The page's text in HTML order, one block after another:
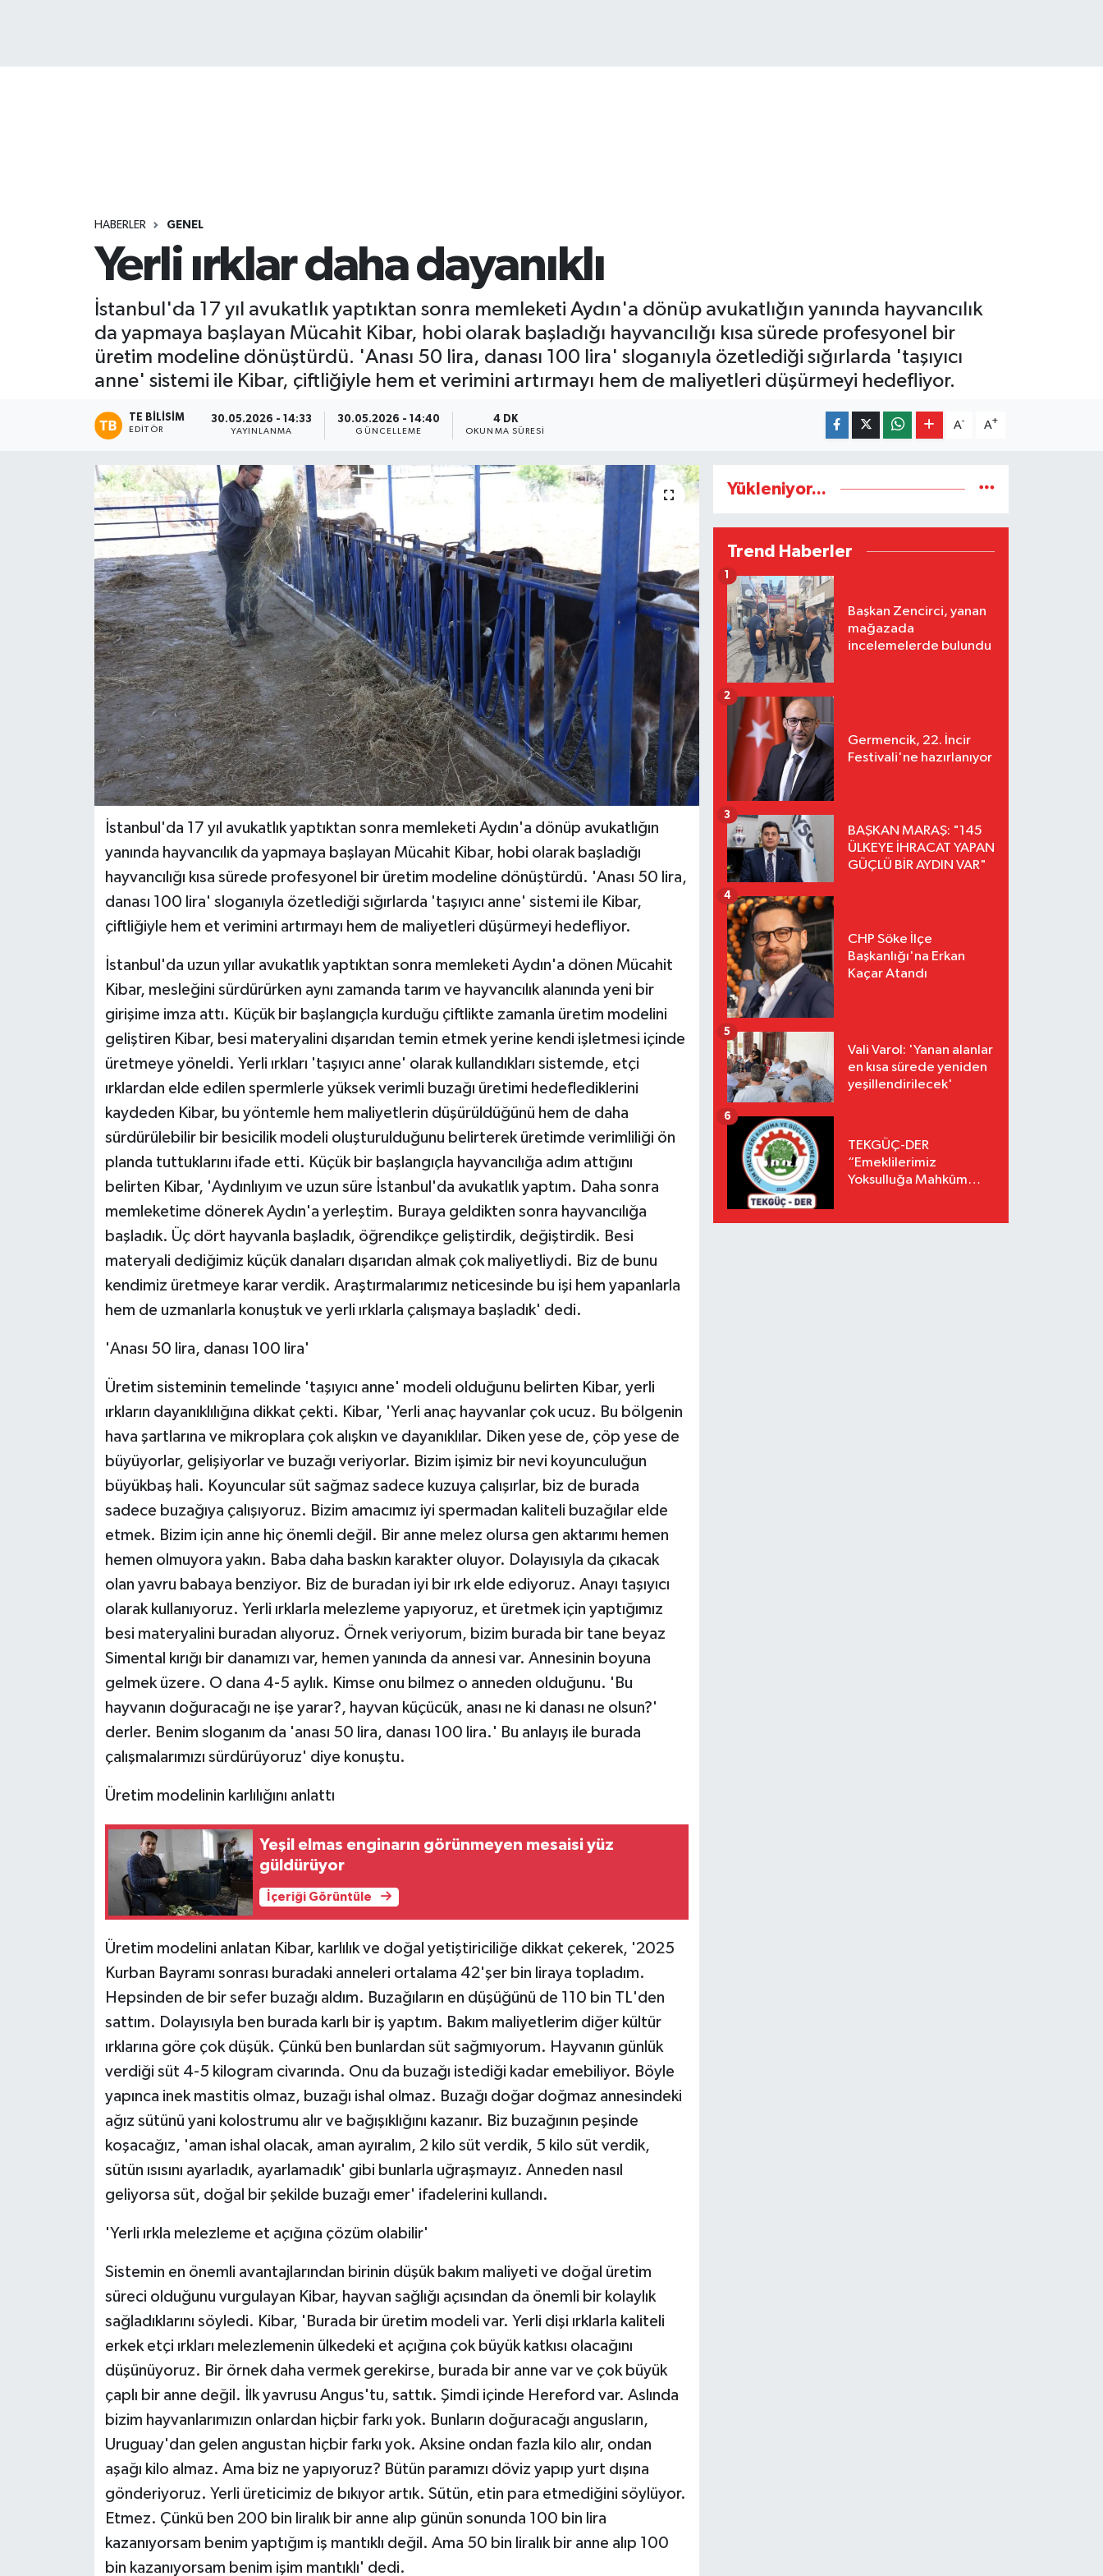
HABERLER GENEL
Yerli ırklar daha dayanıklı
İstanbul'da 17 yıl avukatlık yaptıktan sonra memleketi Aydın'a dönüp avukatlığın yanında hayvancılık
da yapmaya başlayan Mücahit Kibar, hobi olarak başladığı hayvancılığı kısa sürede profesyonel bir
üretim modeline dönüştürdü. 'Anası 50 lira, danası 100 lira' sloganıyla özetlediği sığırlarda 'taşıyıcı
anne' sistemi ile Kibar, çiftliğiyle hem et verimini artırmayı hem de maliyetleri düşürmeyi hedefliyor.
TE BILISIM
EDITÖR
30.05.2026 - 14:33
YAYINLANMA
30.05.2026 - 14:40
GÜNCELLEME
4 DK
OKUNMA SÜRESI
A- A+
İstanbul'da 17 yıl avukatlık yaptıktan sonra memleketi Aydın'a dönüp avukatlığın
yanında hayvancılık da yapmaya başlayan Mücahit Kibar, hobi olarak başladığı
hayvancılığı kısa sürede profesyonel bir üretim modeline dönüştürdü. 'Anası 50 lira,
danası 100 lira' sloganıyla özetlediği sığırlarda 'taşıyıcı anne' sistemi ile Kibar,
çiftliğiyle hem et verimini artırmayı hem de maliyetleri düşürmeyi hedefliyor.
İstanbul'da uzun yıllar avukatlık yaptıktan sonra memleketi Aydın'a dönen Mücahit
Kibar, mesleğini sürdürürken aynı zamanda tarım ve hayvancılık alanında yeni bir
girişime imza attı. Küçük bir başlangıçla kurduğu çiftlikte zamanla üretim modelini
geliştiren Kibar, besi materyalini dışarıdan temin etmek yerine kendi işletmesi içinde
üretmeye yöneldi. Yerli ırkları 'taşıyıcı anne' olarak kullandıkları sistemde, etçi
ırklardan elde edilen spermlerle yüksek verimli buzağı üretimi hedeflediklerini
kaydeden Kibar, bu yöntemle hem maliyetlerin düşürüldüğünü hem de daha
sürdürülebilir bir besicilik modeli oluşturulduğunu belirterek üretimde verimliliği ön
planda tuttuklarını ifade etti. Küçük bir başlangıçla hayvancılığa adım attığını
belirten Kibar, 'Aydınlıyım ve uzun süre İstanbul'da avukatlık yaptım. Daha sonra
memleketime dönerek Aydın'a yerleştim. Buraya geldikten sonra hayvancılığa
başladık. Üç dört hayvanla başladık, öğrendikçe geliştirdik, değiştirdik. Besi
materyali dediğimiz küçük danaları dışarıdan almak çok maliyetliydi. Biz de bunu
kendimiz üretmeye karar verdik. Araştırmalarımız neticesinde bu işi hem yapanlarla
hem de uzmanlarla konuştuk ve yerli ırklarla çalışmaya başladık' dedi.
'Anası 50 lira, danası 100 lira'
Üretim sisteminin temelinde 'taşıyıcı anne' modeli olduğunu belirten Kibar, yerli
ırkların dayanıklılığına dikkat çekti. Kibar, 'Yerli anaç hayvanlar çok ucuz. Bu bölgenin
hava şartlarına ve mikroplara çok alışkın ve dayanıklılar. Diken yese de, çöp yese de
büyüyorlar, gelişiyorlar ve buzağı veriyorlar. Bizim işimiz bir nevi koyunculuğun
büyükbaş hali. Koyuncular süt sağmaz sadece kuzuya çalışırlar, biz de burada
sadece buzağıya çalışıyoruz. Bizim amacımız iyi spermadan kaliteli buzağılar elde
etmek. Bizim için anne hiç önemli değil. Bir anne melez olursa gen aktarımı hemen
hemen olmuyora yakın. Baba daha baskın karakter oluyor. Dolayısıyla da çıkacak
olan yavru babaya benziyor. Biz de buradan iyi bir ırk elde ediyoruz. Anayı taşıyıcı
olarak kullanıyoruz. Yerli ırklarla melezleme yapıyoruz, et üretmek için yaptığımız
besi materyalini buradan alıyoruz. Örnek veriyorum, bizim burada bir tane beyaz
Simental kırığı bir danamızı var, hemen yanında da annesi var. Annesinin boyuna
gelmek üzere. O dana 4-5 aylık. Kimse onu bilmez o anneden olduğunu. 'Bu
hayvanın doğuracağı ne işe yarar?, hayvan küçücük, anası ne ki danası ne olsun?'
derler. Benim sloganım da 'anası 50 lira, danası 100 lira.' Bu anlayış ile burada
çalışmalarımızı sürdürüyoruz' diye konuştu.
Üretim modelinin karlılığını anlattı
Yeşil elmas enginarın görünmeyen mesaisi yüz
güldürüyor
İçeriği Görüntüle
Üretim modelini anlatan Kibar, karlılık ve doğal yetiştiriciliğe dikkat çekerek, '2025
Kurban Bayramı sonrası buradaki anneleri ortalama 42'şer bin liraya topladım.
Hepsinden de bir sefer buzağı aldım. Buzağıların en düşüğünü de 110 bin TL'den
sattım. Dolayısıyla ben burada karlı bir iş yaptım. Bakım maliyetlerim diğer kültür
ırklarına göre çok düşük. Çünkü ben bunlardan süt sağmıyorum. Hayvanın günlük
verdiği süt 4-5 kilogram civarında. Onu da buzağı istediği kadar emebiliyor. Böyle
yapınca inek mastitis olmaz, buzağı ishal olmaz. Buzağı doğar doğmaz annesindeki
ağız sütünü yani kolostrumu alır ve bağışıklığını kazanır. Biz buzağının peşinde
koşacağız, 'aman ishal olacak, aman ayıralım, 2 kilo süt verdik, 5 kilo süt verdik,
sütün ısısını ayarladık, ayarlamadık' gibi bunlarla uğraşmayız. Anneden nasıl
geliyorsa süt, doğal bir şekilde buzağı emer' ifadelerini kullandı.
'Yerli ırkla melezleme et açığına çözüm olabilir'
Sistemin en önemli avantajlarından birinin düşük bakım maliyeti ve doğal üretim
süreci olduğunu vurgulayan Kibar, hayvan sağlığı açısından da önemli bir kolaylık
sağladıklarını söyledi. Kibar, 'Burada bir üretim modeli var. Yerli dişi ırklarla kaliteli
erkek etçi ırkları melezlemenin ülkedeki et açığına çok büyük katkısı olacağını
düşünüyoruz. Bir örnek daha vermek gerekirse, burada bir anne var ve çok büyük
çaplı bir anne değil. İlk yavrusu Angus'tu, sattık. Şimdi içinde Hereford var. Aslında
bizim hayvanlarımızın onlardan hiçbir farkı yok. Bunların doğuracağı angusların,
Uruguay'dan gelen angustan hiçbir farkı yok. Aksine ondan fazla kilo alır, ondan
aşağı kilo almaz. Ama biz ne yapıyoruz? Bütün paramızı döviz yapıp yurt dışına
gönderiyoruz. Yerli üreticimiz de bıkıyor artık. Sütün, etin para etmediğini söylüyor.
Etmez. Çünkü ben 200 bin liralık bir anne alıp günün sonunda 100 bin lira
kazanıyorsam benim yaptığım iş mantıklı değil. Ama 50 bin liralık bir anne alıp 100
bin kazanıyorsam benim işim mantıklı' dedi.
Yükleniyor...
Trend Haberler
Başkan Zencirci, yanan
mağazada
incelemelerde bulundu
1
Germencik, 22. İncir
Festivali'ne hazırlanıyor
2
BAŞKAN MARAŞ: "145
ÜLKEYE İHRACAT YAPAN
GÜÇLÜ BİR AYDIN VAR"
3
CHP Söke İlçe
Başkanlığı'na Erkan
Kaçar Atandı
4
Vali Varol: 'Yanan alanlar
en kısa sürede yeniden
yeşillendirilecek'
5
TEKGÜÇ-DER
“Emeklilerimiz
Yoksulluğa Mahkûm
6